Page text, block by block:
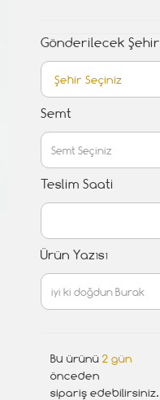
Gönderilecek Şehir
Semt
Teslim Saati
Ürün Yazısı
Bu ürünü 2 gün
önceden
sipariş edebilirsiniz.